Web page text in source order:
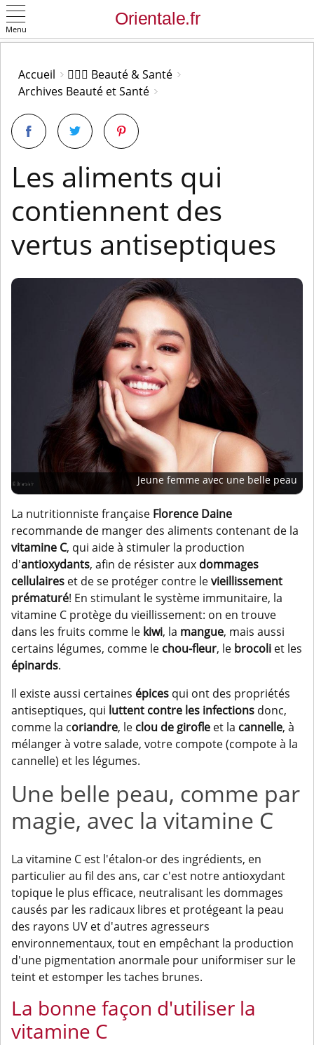
Menu
Accueil
👩🏻‍⚕️ Beauté & Santé
Archives Beauté et Santé
Les aliments qui
contiennent des
vertus antiseptiques
Jeune femme avec une belle peau
La nutritionniste française Florence Daine
recommande de manger des aliments contenant de la
vitamine C, qui aide à stimuler la production
d'antioxydants, afin de résister aux dommages
cellulaires et de se protéger contre levieillissement
prématuré! En stimulant le système immunitaire, la
vitamine C protège du vieillissement: on en trouve
dans les fruits comme le kiwi, la mangue, mais aussi
certains légumes, comme le chou-fleur, le brocoli et les
épinards.
Il existe aussi certaines épices qui ont des propriétés
antiseptiques, qui luttent contre les infections donc,
comme la coriandre, le clou de girofle et la cannelle, à
mélanger à votre salade, votre compote (compote à la
cannelle) et les légumes.
Une belle peau, comme par
magie, avec la vitamine C
La vitamine C est l'étalon-or des ingrédients, en
particulier au fil des ans, car c'est notre antioxydant
topique le plus efficace, neutralisant les dommages
causés par les radicaux libres et protégeant la peau
des rayons UV et d'autres agresseurs
environnementaux, tout en empêchant la production
d'une pigmentation anormale pour uniformiser sur le
teint et estomper les taches brunes.
La bonne façon d'utiliser la
vitamine C